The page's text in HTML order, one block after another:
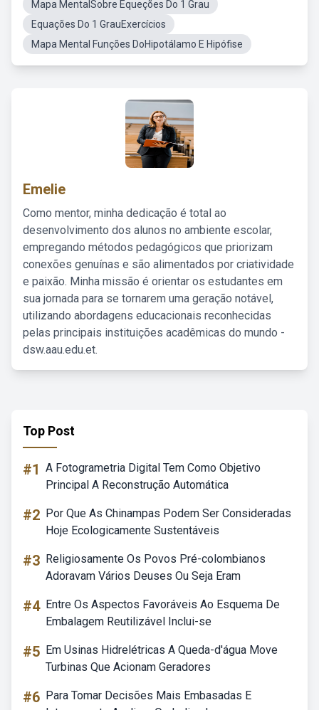
Mapa MentalSobre Equeções Do 1 Grau
Equações Do 1 GrauExercícios
Mapa Mental Funções DoHipotálamo E Hipófise
Emelie
Como mentor, minha dedicação é total ao
desenvolvimento dos alunos no ambiente escolar,
empregando métodos pedagógicos que priorizam
conexões genuínas e são alimentados por criatividade
e paixão. Minha missão é orientar os estudantes em
sua jornada para se tornarem uma geração notável,
utilizando abordagens educacionais reconhecidas
pelas principais instituições acadêmicas do mundo -
dsw.aau.edu.et.
Top Post
#1 A Fotogrametria Digital Tem Como Objetivo
Principal A Reconstrução Automática
#2 Por Que As Chinampas Podem Ser Consideradas
Hoje Ecologicamente Sustentáveis
#3 Religiosamente Os Povos Pré-colombianos
Adoravam Vários Deuses Ou Seja Eram
#4 Entre Os Aspectos Favoráveis Ao Esquema De
Embalagem Reutilizável Inclui-se
#5 Em Usinas Hidrelétricas A Queda-d'água Move
Turbinas Que Acionam Geradores
#6 Para Tomar Decisões Mais Embasadas E